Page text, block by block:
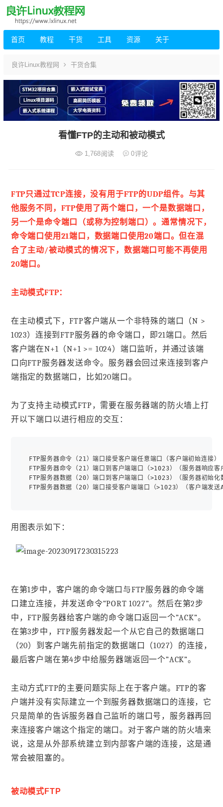
首页 教程 干货 工具 资源 关于
良许Linux教程网 干货合集
看懂FTP的主动和被动模式
1,768阅读 0评论
FTP只通过TCP连接，没有用于FTP的UDP组件。与其
他服务不同，FTP使用了两个端口，一个是数据端口，
另一个是命令端口（或称为控制端口）。通常情况下，
命令端口使用21端口，数据端口使用20端口。但在混
合了主动/被动模式的情况下，数据端口可能不再使用
20端口。
主动模式FTP：
在主动模式下，FTP客户端从一个非特殊的端口（N >
1023）连接到FTP服务器的命令端口，即21端口。然后
客户端在N+1（N+1 >= 1024）端口监听，并通过该端
口向FTP服务器发送命令。服务器会回过来连接到客户
端指定的数据端口，比如20端口。
为了支持主动模式FTP，需要在服务器端的防火墙上打
开以下端口以进行相应的交互：
FTP服务器命令（21）端口接受客户端任意端口（客户端初始连接）
FTP服务器命令（21）端口到客户端端口（>1023）（服务器响应客
FTP服务器数据（20）端口到客户端端口（>1023）（服务器初始
用图表示如下：
在第1步中，客户端的命令端口与FTP服务器的命令端
口建立连接，并发送命令“PORT 1027”。然后在第2步
中，FTP服务器给客户端的命令端口返回一个”ACK”。
在第3步中，FTP服务器发起一个从它自己的数据端口
（20）到客户端先前指定的数据端口（1027）的连接，
最后客户端在第4步中给服务器端返回一个”ACK”。
主动方式FTP的主要问题实际上在于客户端。FTP的客
户端并没有实际建立一个到服务器数据端口的连接，它
只是简单的告诉服务器自己监听的端口号，服务器再回
来连接客户端这个指定的端口。对于客户端的防火墙来
说，这是从外部系统建立到内部客户端的连接，这是通
常会被阻塞的。
被动模式FTP